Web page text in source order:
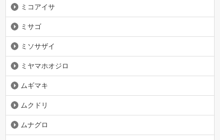
ミコアイサ
ミサゴ
ミソサザイ
ミヤマホオジロ
ムギマキ
ムクドリ
ムナグロ